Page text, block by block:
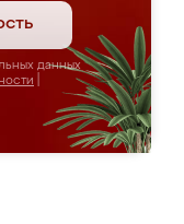
данных